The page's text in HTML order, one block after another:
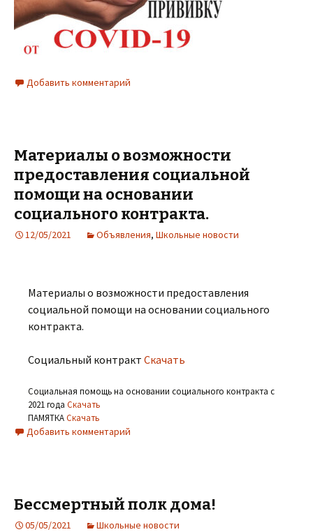
Добавить комментарий
Материалы о возможности
предоставления социальной
помощи на основании
социального контракта.
12/05/2021 Объявления, Школьные новости
Материалы о возможности предоставления
социальной помощи на основании социального
контракта.
Социальный контракт Скачать
Социальная помощь на основании социального контракта с
2021 года Скачать
ПАМЯТКАСкачать
Добавить комментарий
Бессмертный полк дома!
05/05/2021 Школьные новости